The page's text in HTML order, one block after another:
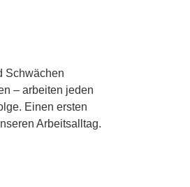
Schwächen
– arbeiten jeden
Einen ersten
Arbeitsalltag.